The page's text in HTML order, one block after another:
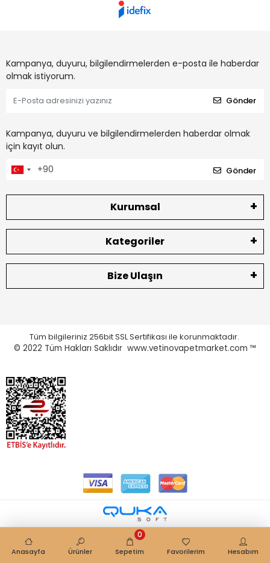
Kampanya, duyuru, bilgilendirmelerden e-posta ile haberdar
olmak istiyorum.
Gönder
Kampanya, duyuru ve bilgilendirmelerden haberdar olmak
için kayıt olun.
Gönder
Kurumsal
Kategoriler
Bize Ulaşın
Tüm bilgileriniz 256bit SSL Sertifikası ile korunmaktadır.
© 2022 Tüm Hakları Saklıdır www.vetinovapetmarket.com ™
Anasayfa Ürünler Sepetim
0
Favorilerim Hesabım